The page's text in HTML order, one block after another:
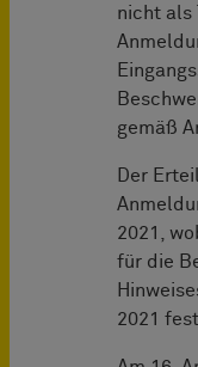
nicht als
gemäß
Der
2021,
für die
2021